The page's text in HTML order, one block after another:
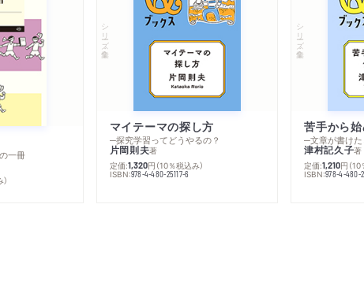
一冊
シリーズ・全集
マイテーマの探し方
─探究学習ってどうやるの？
片岡則夫著
定価:1,320円 （10％税込み）
ISBN:978-4-480-25117-6
シリーズ・全集
苦手から
─文章が書け
津村記久子著
定価:1,210円 （
ISBN:978-4-480-